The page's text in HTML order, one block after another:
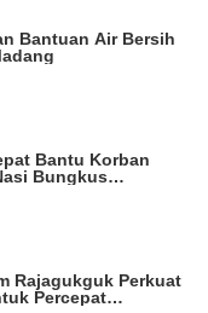
Bantuan Air Bersih
Bantu Korban
Bungkus
Rajagukguk Perkuat
Percepat